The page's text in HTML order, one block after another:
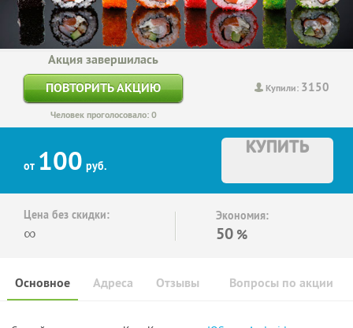
Купили: 3150
Акция завершилась
ПОВТОРИТЬ АКЦИЮ
Человек проголосовало: 0
от 100 руб.
КУПИТЬ
Цена без скидки:
∞
Экономия:
50 %
Основное Отзывы Вопросы по акции
Адреса